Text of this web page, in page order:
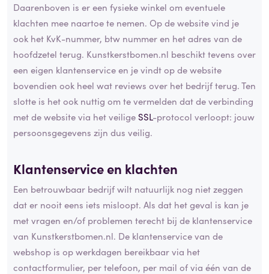
Daarenboven is er een fysieke winkel om eventuele
klachten mee naartoe te nemen. Op de website vind je
ook het KvK-nummer, btw nummer en het adres van de
hoofdzetel terug. Kunstkerstbomen.nl beschikt tevens over
een eigen klantenservice en je vindt op de website
bovendien ook heel wat reviews over het bedrijf terug. Ten
slotte is het ook nuttig om te vermelden dat de verbinding
met de website via het veiligeSSL-protocol verloopt: jouw
persoonsgegevens zijn dus veilig.
Klantenservice en klachten
Een betrouwbaar bedrijf wilt natuurlijk nog niet zeggen
dat er nooit eens iets misloopt. Als dat het geval is kan je
met vragen en/of problemen terecht bij de klantenservice
van Kunstkerstbomen.nl. De klantenservice van de
webshop is op werkdagen bereikbaar via het
contactformulier, per telefoon, per mail of via één van de